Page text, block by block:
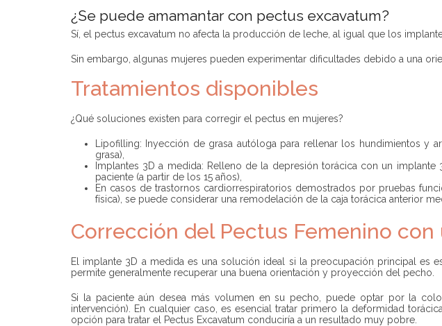
¿Se puede amamantar con pectus excavatum?
Sí, el pectus excavatum no afecta la producción de leche, al igual que los
Sin embargo, algunas mujeres pueden experimentar dificultades debido a una
Tratamientos disponibles
¿Qué soluciones existen para corregir el pectus en mujeres?
Lipofilling: Inyección de grasa autóloga para rellenar los hundimientos
grasa),
Implantes 3D a medida: Relleno de la depresión torácica con un
paciente (a partir de los 15 años),
En casos de trastornos cardiorrespiratorios demostrados por pruebas
física), se puede considerar una remodelación de la caja torácica anterior
Corrección del Pectus Femenino con
El implante 3D a medida es una solución ideal si la preocupación principal es
permite generalmente recuperar una buena orientación y proyección del pecho.
Si la paciente aún desea más volumen en su pecho, puede optar por la
intervención). En cualquier caso, es esencial tratar primero la deformidad
opción para tratar el Pectus Excavatum conduciría a un resultado muy pobre.